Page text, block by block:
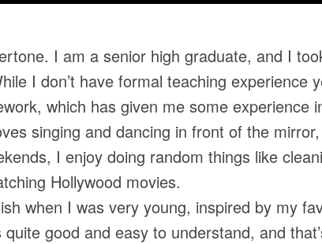
I am a senior high graduate, and I
I don’t have formal teaching experience
which has given me some experience
singing and dancing in front of the
I enjoy doing random things like
Hollywood movies.
when I was very young, inspired by my
good and easy to understand, and